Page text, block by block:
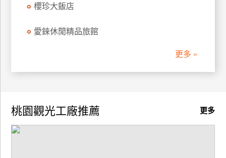
旅
伴
櫻珍大飯店
愛錸休閒精品旅館
更多 »
更多
桃園觀光工廠推薦